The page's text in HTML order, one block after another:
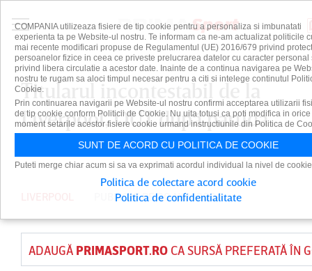
Titularul incontestabil de la
Liverpool, OUT după partida
cu Real Madrid
PUBLICAT PE 30 NOV 2024
ADAUGĂ PRIMASPORT.ROCA SURSĂ PREFERATĂ ÎN
COMPANIA utilizeaza fisiere de tip cookie pentru a personaliza si imbunatati
experienta ta pe Website-ul nostru. Te informam ca ne-am actualizat politicile
mai recente modificari propuse de Regulamentul (UE) 2016/679 privind
persoanelor fizice in ceea ce priveste prelucrarea datelor cu caracter personal
privind libera circulatie a acestor date. Inainte de a continua navigarea pe
nostru te rugam sa aloci timpul necesar pentru a citi si intelege continutul
Cookie.
Prin continuarea navigarii pe Website-ul nostru confirmi acceptarea utilizarii
de tip cookie conform Politicii de Cookie. Nu uita totusi ca poti modifica in orice
moment setarile acestor fisiere cookie urmand instructiunile din Politica de
SUNT DE ACORD CU POLITICA DE COOKIE
Puteti merge chiar acum si sa va exprimati acordul individual la nivel de
Politica de colectare acord cookie
Politica de confidentialitate